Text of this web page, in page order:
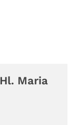
Maria